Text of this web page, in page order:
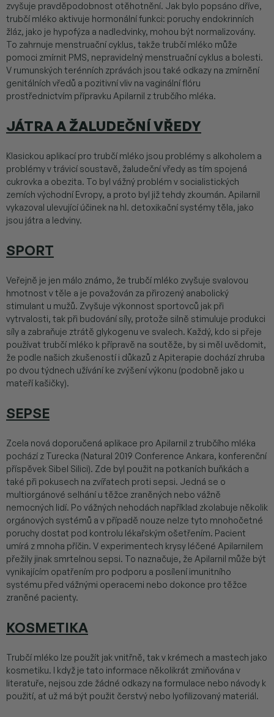
zvyšuje pravděpodobnost otěhotnění. Jak bylo popsáno dříve,
trubčí mléko aktivuje hormonální funkci: poruchy endokrinních
žláz, jako je hypofýza a nadledvinky, mohou být normalizovány.
To zahrnuje menstruační cyklus, takže trubčí mléko může
pomoci zmírnit PMS, nepravidelný menstruační cyklus a bolesti.
V rumunských terénních zprávách jsou také odkazy na zmírnění
genitálních vředů a pozitivní vliv na vaginální flóru
prostřednictvím přípravku Apilarnil z trubčího mléka.
JÁTRA A ŽALUDEČNÍ VŘEDY
Klasickou aplikací pro trubčí mléko jsou problémy s alkoholem a
problémy v trávicí soustavě, žaludeční vředy as tím spojená
cukrovka a obezita. To byl vážný problém v socialistických
zemích východní Evropy, a proto byl již tehdy zkoumán. Apilarnil
vykazoval ulevující účinek na hl. detoxikační systémy těla, jako
jsou játra a ledviny.
SPORT
Veřejně je jen málo známo, že trubčí mléko zvyšuje svalovou
hmotnost v těle a je považován za přirozený anabolický
stimulant u mužů. Zvyšuje výkonnost sportovců jak při
vytrvalosti, tak při budování síly, protože silně stimuluje produkci
síly a zabraňuje ztrátě glykogenu ve svalech. Každý, kdo si přeje
používat trubčí mléko k přípravě na soutěže, by si měl uvědomit,
že podle našich zkušeností i důkazů z Apiterapie dochází zhruba
po dvou týdnech užívání ke zvýšení výkonu (podobně jako u
mateří kašičky).
SEPSE
Zcela nová doporučená aplikace pro Apilarnil z trubčího mléka
pochází z Turecka (Natural 2019 Conference Ankara, konferenční
příspěvek Sibel Silici). Zde byl použit na potkaních buňkách a
také při pokusech na zvířatech proti sepsi. Jedná se o
multiorgánové selhání u těžce zraněných nebo vážně
nemocných lidí. Po vážných nehodách například zkolabuje několik
orgánových systémů a v případě nouze nelze tyto mnohočetné
poruchy dostat pod kontrolu lékařským ošetřením. Pacient
umírá z mnoha příčin. V experimentech krysy léčené Apilarnilem
přežily jinak smrtelnou sepsi. To naznačuje, že Apilarnil může být
vynikajícím opatřením pro podporu a posílení imunitního
systému před vážnými operacemi nebo dokonce pro těžce
zraněné pacienty.
KOSMETIKA
Trubčí mléko lze použít jak vnitřně, tak v krémech a mastech jako
kosmetiku. I když je tato informace několikrát zmiňována v
literatuře, nejsou zde žádné odkazy na formulace nebo návody k
použití, ať už má být použit čerstvý nebo lyofilizovaný materiál.